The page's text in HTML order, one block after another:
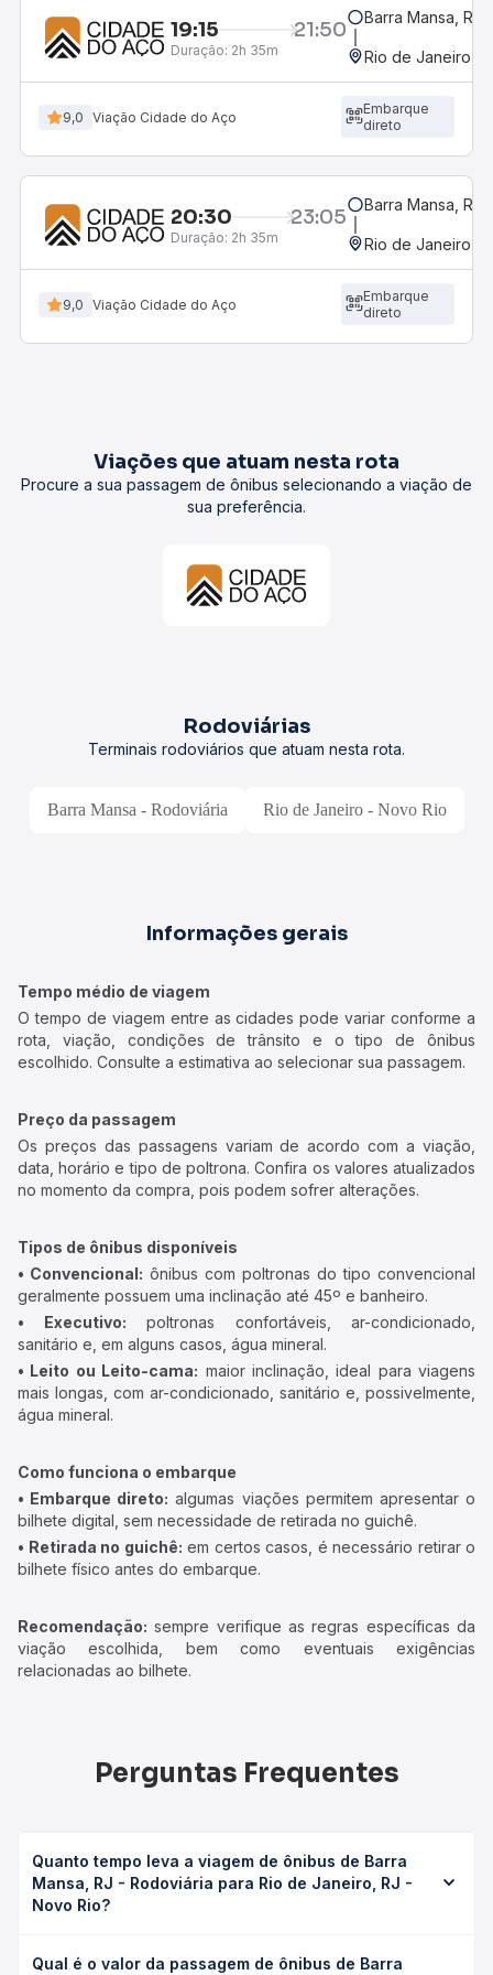
19:15 21:50
Duração: 2h 35m
Barra Mansa, RJ
Rio de Janeiro,
9,0 Viação Cidade do Aço
Embarque
direto
20:30 23:05
Duração: 2h 35m
Barra Mansa, RJ
Rio de Janeiro,
9,0 Viação Cidade do Aço
Embarque
direto
Viações que atuam nesta rota
Procure a sua passagem de ônibus selecionando a viação de
sua preferência.
Rodoviárias
Terminais rodoviários que atuam nesta rota.
Barra Mansa - Rodoviária Rio de Janeiro - Novo Rio
Informações gerais
Tempo médio de viagem
O tempo de viagem entre as cidades pode variar conforme a
rota, viação, condições de trânsito e o tipo de ônibus
escolhido. Consulte a estimativa ao selecionar sua passagem.
Preço da passagem
Os preços das passagens variam de acordo com a viação,
data, horário e tipo de poltrona. Confira os valores atualizados
no momento da compra, pois podem sofrer alterações.
Tipos de ônibus disponíveis
• Convencional: ônibus com poltronas do tipo convencional
geralmente possuem uma inclinação até 45º e banheiro.
• Executivo: poltronas confortáveis, ar-condicionado,
sanitário e, em alguns casos, água mineral.
• Leito ou Leito-cama: maior inclinação, ideal para viagens
mais longas, com ar-condicionado, sanitário e, possivelmente,
água mineral.
Como funciona o embarque
• Embarque direto: algumas viações permitem apresentar o
bilhete digital, sem necessidade de retirada no guichê.
• Retirada no guichê: em certos casos, é necessário retirar o
bilhete físico antes do embarque.
Recomendação: sempre verifique as regras específicas da
viação escolhida, bem como eventuais exigências
relacionadas ao bilhete.
Perguntas Frequentes
Quanto tempo leva a viagem de ônibus de Barra
Mansa, RJ - Rodoviária para Rio de Janeiro, RJ -
Novo Rio?
Rio de Janeiro, RJ - Novo Rio leva em média 2h 39min,
Qual é o valor da passagem de ônibus de Barra